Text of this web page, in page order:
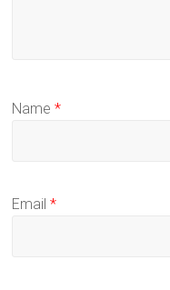
Name*
Email*